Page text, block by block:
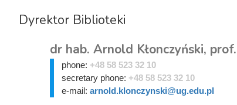
Dyrektor Biblioteki
dr hab. Arnold Kłonczyński,
phone: +48 58 523 32 10
secretary phone: +48 58 523 32 10
e-mail: arnold.klonczynski@ug.edu.pl